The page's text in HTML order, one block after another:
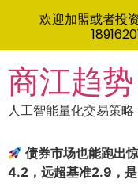
to
content
商江趋势
人工智能量化交易策略
债券市场也能跑出
4.2，远超基准2.9，是
欢迎加盟或者投